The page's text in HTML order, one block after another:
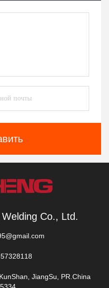
Co., Ltd.
JiangSu, PR.China